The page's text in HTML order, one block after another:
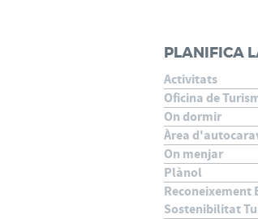
PLANIFICA
Activitats
Oficina de
On dormir
Àrea
On menjar
Plànol
Reconeixement
Sostenibilitat